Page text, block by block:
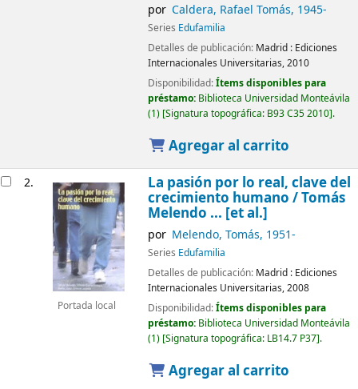
por Caldera, Rafael Tomás, 1945-
Series Edufamilia
Detalles de publicación: Madrid : Ediciones
Internacionales Universitarias,2010
Disponibilidad:Ítems disponibles para
préstamo: Biblioteca Universidad Monteávila
(1) Signatura topográfica: B93 C35 2010 .
Agregar al carrito
2.
Portada local
La pasión por lo real, clave del
crecimiento humano /Tomás
Melendo ... [et al.]
por Melendo, Tomás, 1951-
Series Edufamilia
Detalles de publicación: Madrid : Ediciones
Internacionales Universitarias,2008
Disponibilidad:Ítems disponibles para
préstamo: Biblioteca Universidad Monteávila
(1) Signatura topográfica: LB14.7 P37 .
Agregar al carrito